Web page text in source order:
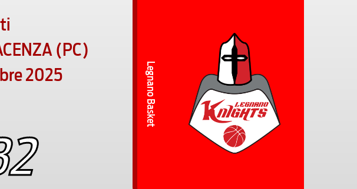
(PC)
2025
Legnano Basket